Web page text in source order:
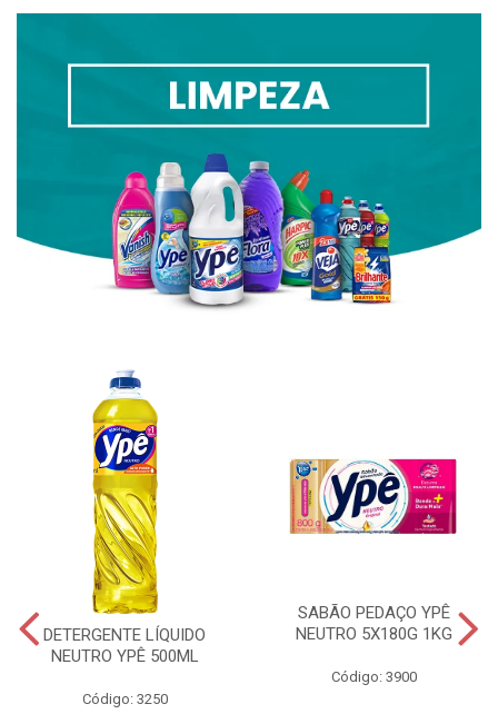
DETERGENTE LÍQUIDO
NEUTRO YPÊ 500ML
Código: 3250
SABÃO PEDAÇO YPÊ
NEUTRO 5X180G 1KG
Código: 3900